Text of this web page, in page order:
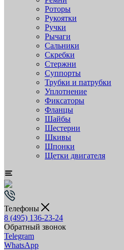
Роторы
Рукоятки
Ручки
Рычаги
Сальники
Скребки
Стержни
Суппорты
Трубки и патрубки
Уплотнение
Фиксаторы
Фланцы
Шайбы
Шестерни
Шкивы
Шпонки
Щетки двигателя
Телефоны
8 (495) 136-23-24
Обратный звонок
Telegram
WhatsApp